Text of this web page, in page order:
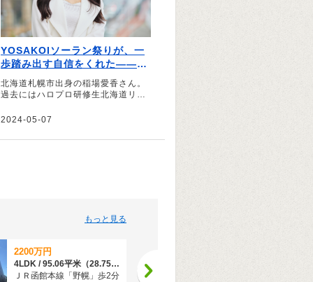
YOSAKOIソーラン祭りが、一
歩踏み出す自信をくれた――稲
場愛香さんの札幌愛。
北海道札幌市出身の稲場愛香さん。
過去にはハロプロ研修生北海道リー
ギュラーを持つなど、幼少期から現
ついて伺いました。
2024-05-07
もっと見る
2200万円
4LDK / 95.06平米（28.75坪）（壁芯）
ＪＲ函館本線「野幌」歩2分